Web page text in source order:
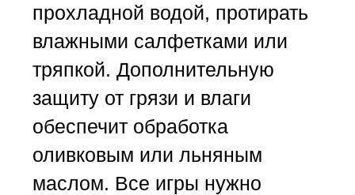
прохладной водой, протирать
влажными салфетками или
тряпкой. Дополнительную
защиту от грязи и влаги
обеспечит обработка
оливковым или льняным
маслом. Все игры нужно